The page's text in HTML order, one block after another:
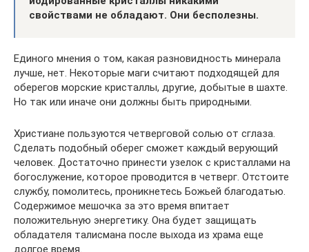
свойствами не обладают. Они бесполезны.
Единого мнения о том, какая разновидность минерала
лучше, нет. Некоторые маги считают подходящей для
оберегов морские кристаллы, другие, добытые в шахте.
Но так или иначе они должны быть природными.
Христиане пользуются четверговой солью от сглаза.
Сделать подобный оберег сможет каждый верующий
человек. Достаточно принести узелок с кристаллами на
богослужение, которое проводится в четверг. Отстоите
службу, помолитесь, проникнетесь Божьей благодатью.
Содержимое мешочка за это время впитает
положительную энергетику. Она будет защищать
обладателя талисмана после выхода из храма еще
долгое время.